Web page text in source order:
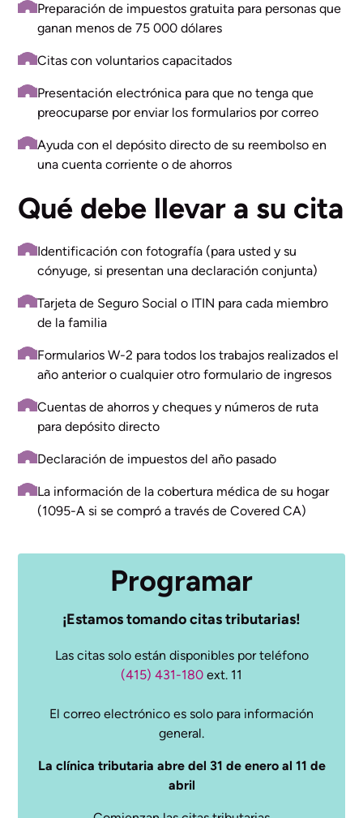
Programar
¡Estamos tomando citas tributarias!
Las citas solo están disponibles por teléfono
(415) 431-180 ext. 11
El correo electrónico es solo para información
general.
La clínica tributaria abre del 31 de enero al 11 de
abril
Preparación de impuestos gratuita para personas que
ganan menos de 75 000 dólares
Citas con voluntarios capacitados
Presentación electrónica para que no tenga que
preocuparse por enviar los formularios por correo
Ayuda con el depósito directo de su reembolso en
una cuenta corriente o de ahorros
Qué debe llevar a su cita
Identificación con fotografía (para usted y su
cónyuge, si presentan una declaración conjunta)
Tarjeta de Seguro Social o ITIN para cada miembro
de la familia
Formularios W-2 para todos los trabajos realizados el
año anterior o cualquier otro formulario de ingresos
Cuentas de ahorros y cheques y números de ruta
para depósito directo
Declaración de impuestos del año pasado
La información de la cobertura médica de su hogar
(1095-A si se compró a través de Covered CA)